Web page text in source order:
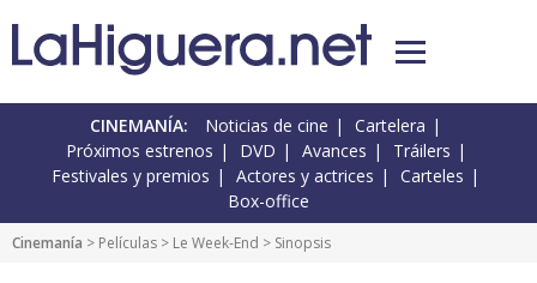
CINEMANÍA: Noticias de cine
Cartelera
Próximos estrenos
DVD Avances
Tráilers
Festivales y premios
Actores y actrices
Carteles
Box-office
Cinemanía > Películas > Le Week-End > Sinopsis